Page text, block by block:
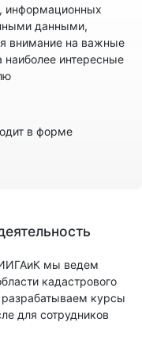
информационных
данными,
внимание на важные
интересные
в форме
мы ведем
кадастрового
курсы
для сотрудников